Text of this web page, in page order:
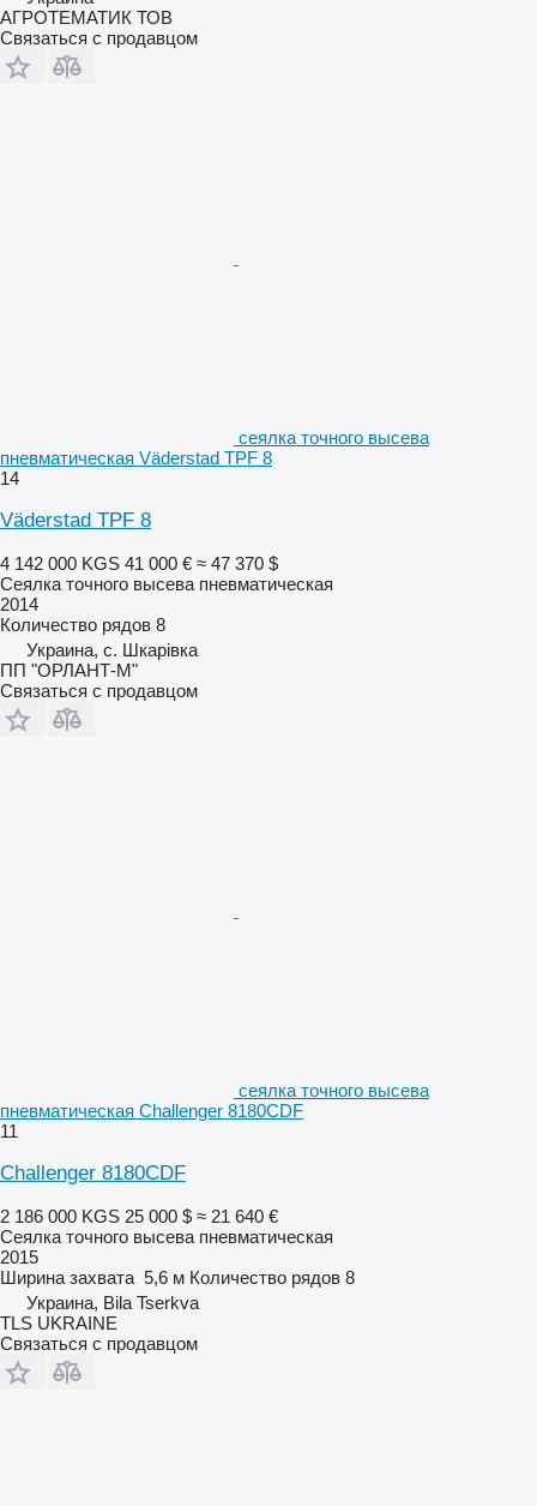
АГРОТЕМАТИК ТОВ
Связаться с продавцом
сеялка точного высева
пневматическая Väderstad TPF 8
14
Väderstad TPF 8
4 142 000 KGS 41 000 € ≈ 47 370 $
Сеялка точного высева пневматическая
2014
Количество рядов 8
Украина, с. Шкарівка
ПП "ОРЛАНТ-М"
Связаться с продавцом
сеялка точного высева
пневматическая Challenger 8180CDF
11
Challenger 8180CDF
2 186 000 KGS 25 000 $ ≈ 21 640 €
Сеялка точного высева пневматическая
2015
Ширина захвата 5,6 м Количество рядов 8
Украина, Bila Tserkva
TLS UKRAINE
Связаться с продавцом